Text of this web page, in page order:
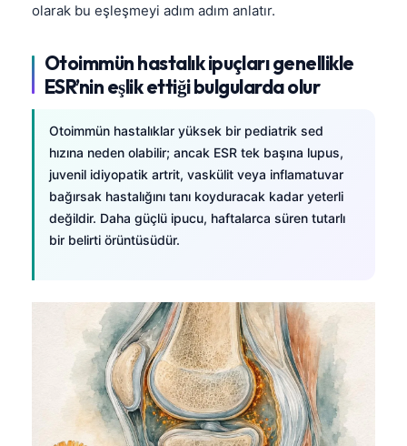
olarak bu eşleşmeyi adım adım anlatır.
Otoimmün hastalık ipuçları genellikle
ESR’nin eşlik ettiği bulgularda olur
Otoimmün hastalıklar yüksek bir pediatrik sed
hızına neden olabilir; ancak ESR tek başına lupus,
juvenil idiyopatik artrit, vaskülit veya inflamatuvar
bağırsak hastalığını tanı koyduracak kadar yeterli
değildir. Daha güçlü ipucu, haftalarca süren tutarlı
bir belirti örüntüsüdür.
Norsk bokmål